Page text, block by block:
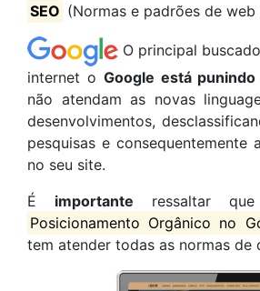
SEO (Normas e padrões de
O principal
internet o Google está punindo
não atendam as novas
desenvolvimentos,
pesquisas e consequentemente
no seu site.
É importante ressaltar
Posicionamento Orgânico no
tem atender todas as normas de